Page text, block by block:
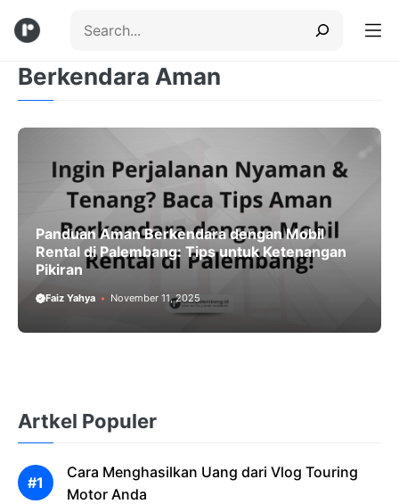
Menu
Berkendara Aman
Panduan Aman Berkendara dengan Mobil
Rental di Palembang: Tips untuk Ketenangan
Pikiran
Faiz Yahya November 11, 2025
Artkel Populer
Cara Menghasilkan Uang dari Vlog Touring
Motor Anda